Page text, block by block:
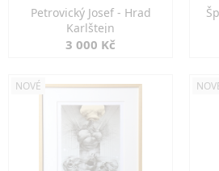
Petrovický Josef - Hrad
Karlštejn
3 000 Kč
NOVÉ